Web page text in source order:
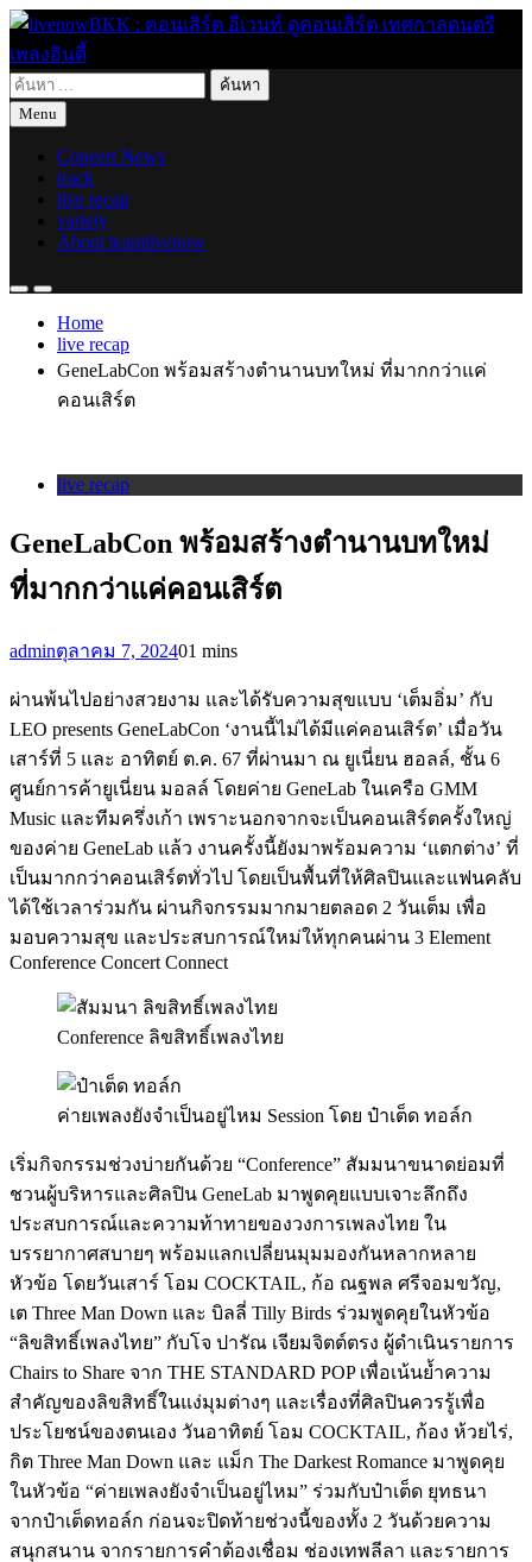
Skip
content
livenowBKK : คอนเสิร์ต อีเวนท์ ดูคอนเสิร์ต เทศกาลดนตรี เพลง
อินดี้
live for today
ค้นหา
สำหรับ:
Menu
Concert News
track
live recap
variety
About teamlivenow
Home
live recap
GeneLabCon พร้อมสร้างตำนานบทใหม่ ที่มากกว่าแค่
คอนเสิร์ต
live recap
GeneLabCon พร้อมสร้างตำนานบทใหม่
ที่มากกว่าแค่คอนเสิร์ต
adminตุลาคม 7, 202401 mins
ผ่านพ้นไปอย่างสวยงาม และได้รับความสุขแบบ ‘เต็มอิ่ม’ กับ
LEO presents GeneLabCon ‘งานนี้ไม่ได้มีแค่คอนเสิร์ต’ เมื่อวัน
เสาร์ที่ 5 และ อาทิตย์ ต.ค. 67 ที่ผ่านมา ณ ยูเนี่ยน ฮอลล์, ชั้น 6
ศูนย์การค้ายูเนี่ยน มอลล์ โดยค่าย GeneLab ในเครือ GMM
Music และทีมครึ่งเก้า เพราะนอกจากจะเป็นคอนเสิร์ตครั้งใหญ่
ของค่าย GeneLab แล้ว งานครั้งนี้ยังมาพร้อมความ ‘แตกต่าง’ ที่
เป็นมากกว่าคอนเสิร์ตทั่วไป โดยเป็นพื้นที่ให้ศิลปินและแฟนคลับ
ได้ใช้เวลาร่วมกัน ผ่านกิจกรรมมากมายตลอด 2 วันเต็ม เพื่อ
มอบความสุข และประสบการณ์ใหม่ให้ทุกคนผ่าน 3 Element
Conference Concert Connect
Conference ลิขสิทธิ์เพลงไทย
ค่ายเพลงยังจำเป็นอยู่ไหม Session โดย ป๋าเต็ด ทอล์ก
เริ่มกิจกรรมช่วงบ่ายกันด้วย “Conference” สัมมนาขนาดย่อมที่
ชวนผู้บริหารและศิลปิน GeneLab มาพูดคุยแบบเจาะลึกถึง
ประสบการณ์และความท้าทายของวงการเพลงไทย ใน
บรรยากาศสบายๆ พร้อมแลกเปลี่ยนมุมมองกันหลากหลาย
หัวข้อ โดยวันเสาร์ โอม COCKTAIL, ก้อ ณฐพล ศรีจอมขวัญ,
เต Three Man Down และ บิลลี่ Tilly Birds ร่วมพูดคุยในหัวข้อ
“ลิขสิทธิ์เพลงไทย” กับโจ ปารัณ เจียมจิตต์ตรง ผู้ดำเนินรายการ
Chairs to Share จาก THE STANDARD POP เพื่อเน้นย้ำความ
สำคัญของลิขสิทธิ์ในแง่มุมต่างๆ และเรื่องที่ศิลปินควรรู้เพื่อ
ประโยชน์ของตนเอง วันอาทิตย์ โอม COCKTAIL, ก้อง ห้วยไร่,
กิต Three Man Down และ แม็ก The Darkest Romance มาพูดคุย
ในหัวข้อ “ค่ายเพลงยังจำเป็นอยู่ไหม” ร่วมกับป๋าเต็ด ยุทธนา
จากป๋าเต็ดทอล์ก ก่อนจะปิดท้ายช่วงนี้ของทั้ง 2 วันด้วยความ
สนุกสนาน จากรายการคำต้องเชื่อม ช่องเทพลีลา และรายการ